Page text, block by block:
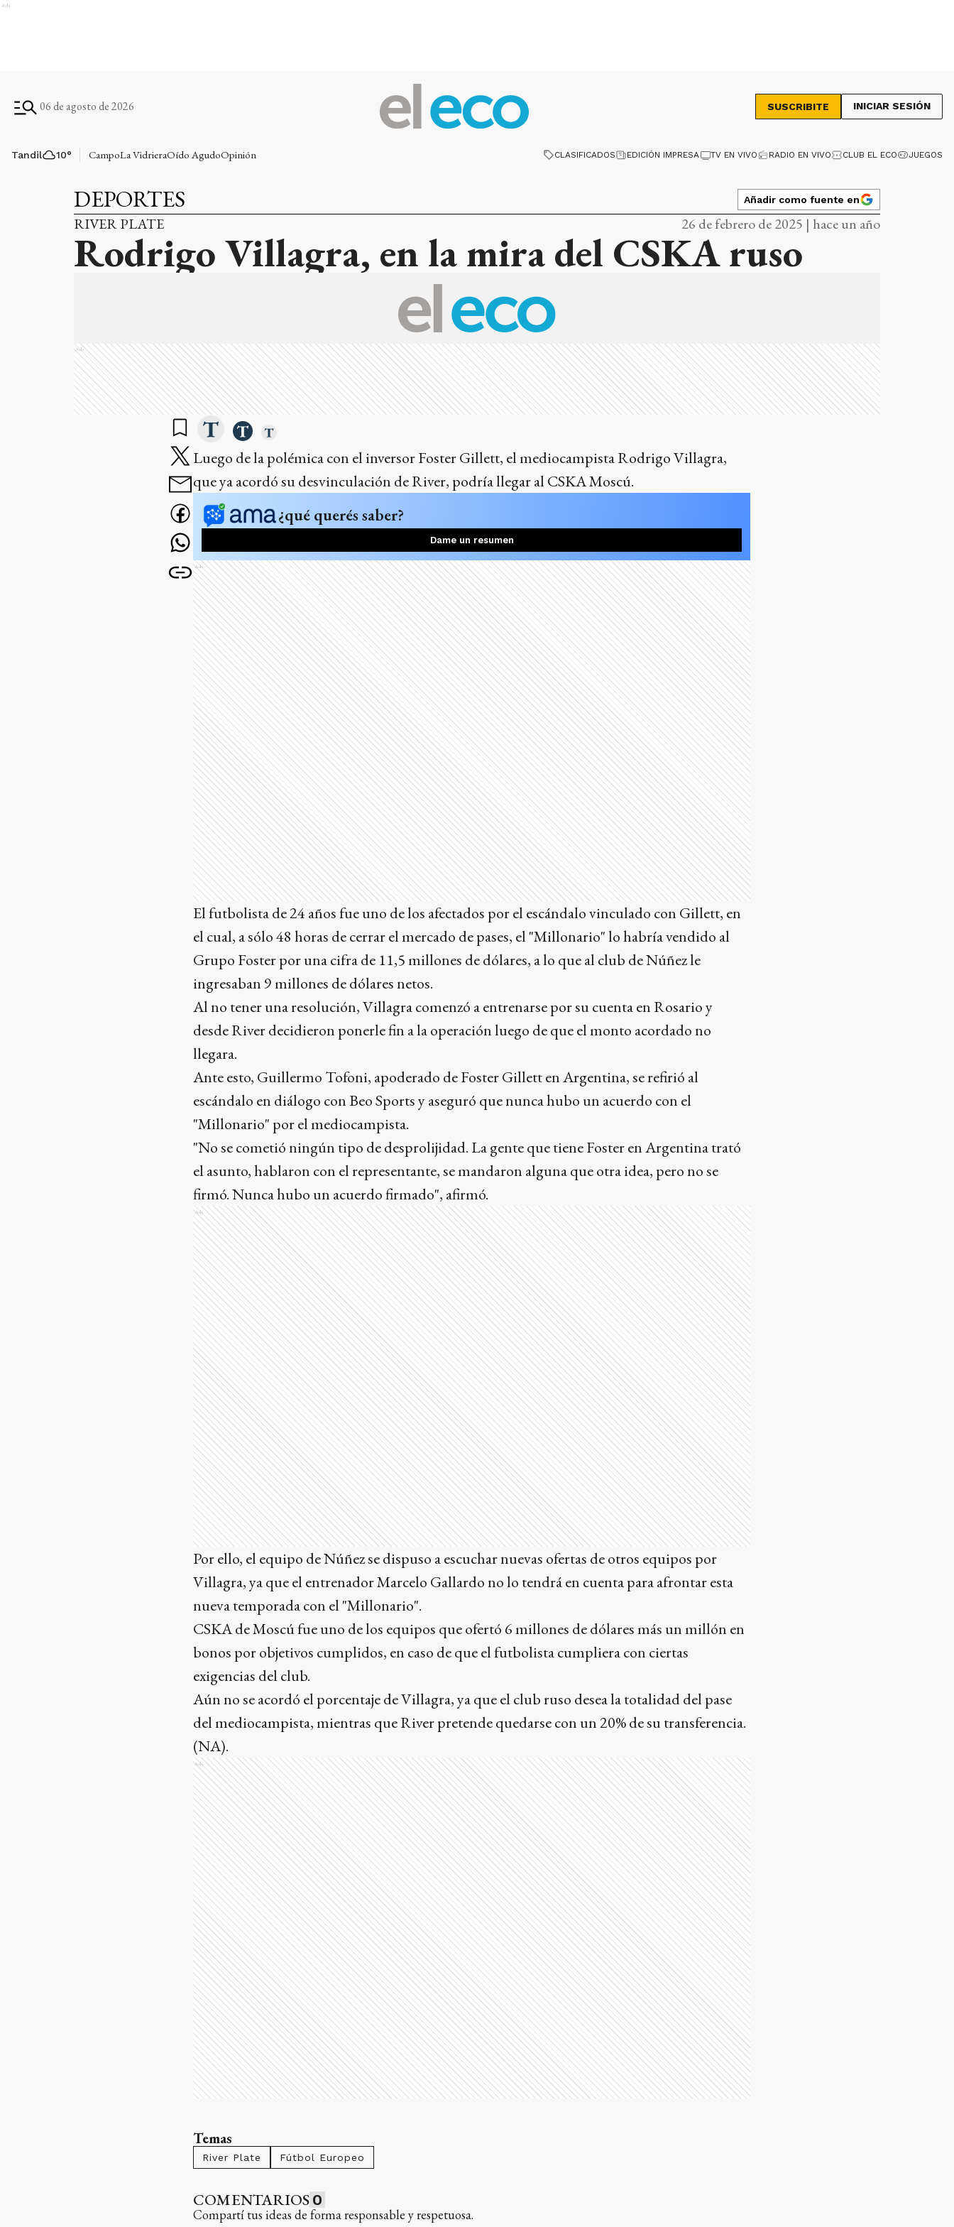
Ads
06 de agosto de 2026 SUSCRIBITE INICIAR SESIÓN
Tandil 10° CampoLa VidrieraOído AgudoOpinión CLASIFICADOS EDICIÓN IMPRESA TV EN VIVO RADIO EN VIVO CLUB EL ECO JUEGOS
DEPORTES Añadir como fuente en
RIVER PLATE 26 de febrero de 2025 | hace un año
Rodrigo Villagra, en la mira del CSKA ruso
Ads
Luego de la polémica con el inversor Foster Gillett, el mediocampista Rodrigo Villagra,
que ya acordó su desvinculación de River, podría llegar al CSKA Moscú.
¿qué querés saber?
Dame un resumen
Ads
El futbolista de 24 años fue uno de los afectados por el escándalo vinculado con Gillett, en
el cual, a sólo 48 horas de cerrar el mercado de pases, el "Millonario" lo habría vendido al
Grupo Foster por una cifra de 11,5 millones de dólares, a lo que al club de Núñez le
ingresaban 9 millones de dólares netos.
Al no tener una resolución, Villagra comenzó a entrenarse por su cuenta en Rosario y
desde River decidieron ponerle fin a la operación luego de que el monto acordado no
llegara.
Ante esto, Guillermo Tofoni, apoderado de Foster Gillett en Argentina, se refirió al
escándalo en diálogo con Beo Sports y aseguró que nunca hubo un acuerdo con el
"Millonario" por el mediocampista.
"No se cometió ningún tipo de desprolijidad. La gente que tiene Foster en Argentina trató
el asunto, hablaron con el representante, se mandaron alguna que otra idea, pero no se
firmó. Nunca hubo un acuerdo firmado", afirmó.
Ads
Por ello, el equipo de Núñez se dispuso a escuchar nuevas ofertas de otros equipos por
Villagra, ya que el entrenador Marcelo Gallardo no lo tendrá en cuenta para afrontar esta
nueva temporada con el "Millonario".
CSKA de Moscú fue uno de los equipos que ofertó 6 millones de dólares más un millón en
bonos por objetivos cumplidos, en caso de que el futbolista cumpliera con ciertas
exigencias del club.
Aún no se acordó el porcentaje de Villagra, ya que el club ruso desea la totalidad del pase
del mediocampista, mientras que River pretende quedarse con un 20% de su transferencia.
(NA).
Ads
Temas
River Plate Fútbol Europeo
COMENTARIOS 0
Compartí tus ideas de forma responsable y respetuosa.